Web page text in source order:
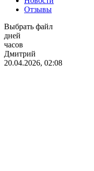
Отзывы
Выбрать файл
дней
часов
Дмитрий
20.04.2026, 02:08